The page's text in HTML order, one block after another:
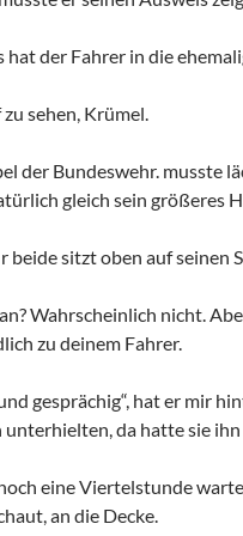
hat der Fahrer in die
sehen, Krümel.
der Bundeswehr. musste
gleich sein größeres
beide sitzt oben auf seinen
Wahrscheinlich nicht.
zu deinem Fahrer.
gesprächig“, hat er mir
da hatte sie
eine Viertelstunde
an die Decke.